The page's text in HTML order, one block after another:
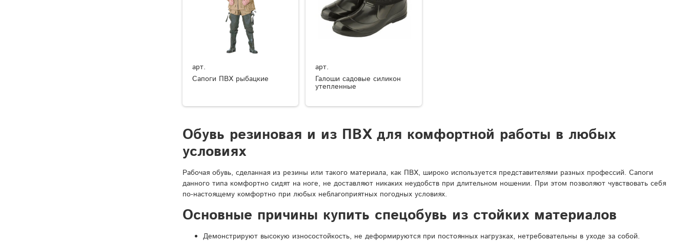
арт.
Сапоги ПВХ рыбацкие
арт.
Галоши садовые силикон
утепленные
Обувь резиновая и из ПВХ для комфортной работы в любых
условиях
Рабочая обувь, сделанная из резины или такого материала, как ПВХ, широко используется представителями разных профессий. Сапоги
данного типа комфортно сидят на ноге, не доставляют никаких неудобств при длительном ношении. При этом позволяют чувствовать себя
по-настоящему комфортно при любых неблагоприятных погодных условиях.
Основные причины купить спецобувь из стойких материалов
Демонстрируют высокую износостойкость, не деформируются при постоянных нагрузках, нетребовательны в уходе за собой.